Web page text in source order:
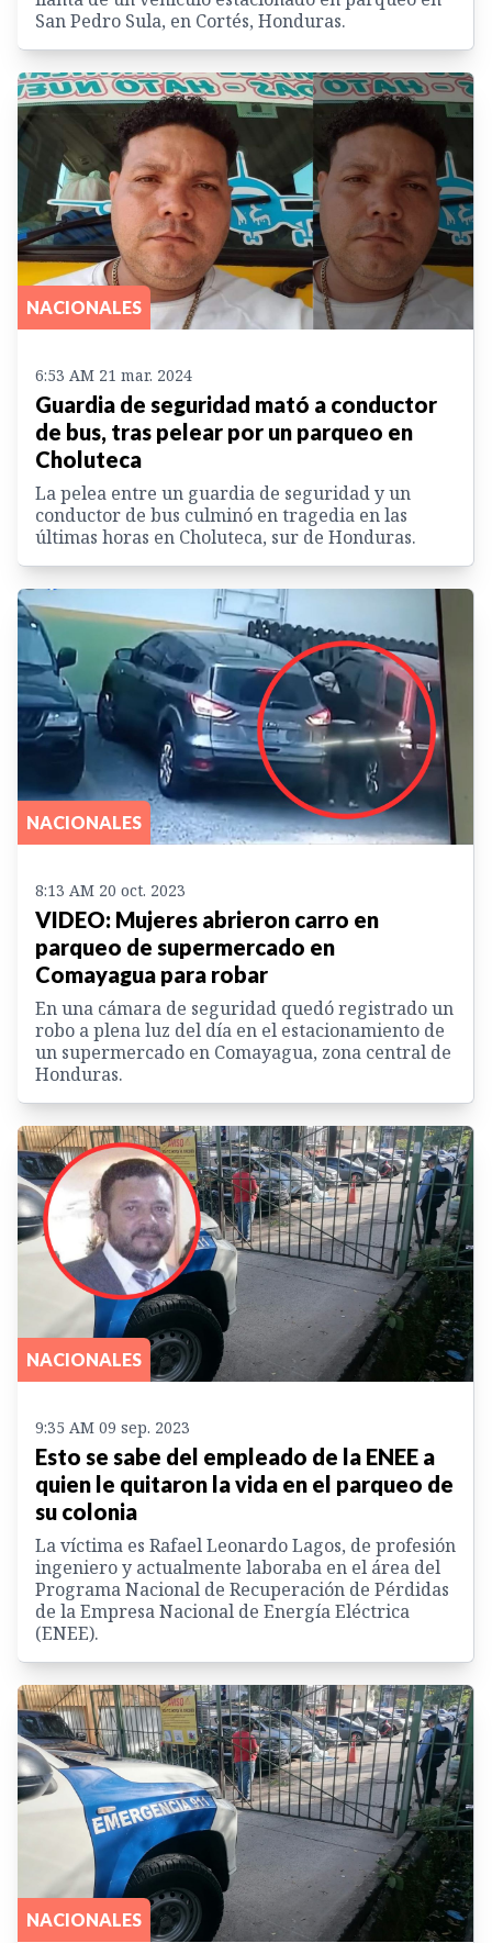
San Pedro Sula, en Cortés, Honduras.
NACIONALES
6:53 AM 21 mar. 2024
Guardia de seguridad mató a conductor
de bus, tras pelear por un parqueo en
Choluteca
La pelea entre un guardia de seguridad y un
conductor de bus culminó en tragedia en las
últimas horas en Choluteca, sur de Honduras.
NACIONALES
8:13 AM 20 oct. 2023
VIDEO: Mujeres abrieron carro en
parqueo de supermercado en
Comayagua para robar
En una cámara de seguridad quedó registrado un
robo a plena luz del día en el estacionamiento de
un supermercado en Comayagua, zona central de
Honduras.
NACIONALES
9:35 AM 09 sep. 2023
Esto se sabe del empleado de la ENEE a
quien le quitaron la vida en el parqueo de
su colonia
La víctima es Rafael Leonardo Lagos, de profesión
ingeniero y actualmente laboraba en el área del
Programa Nacional de Recuperación de Pérdidas
de la Empresa Nacional de Energía Eléctrica
(ENEE).
NACIONALES